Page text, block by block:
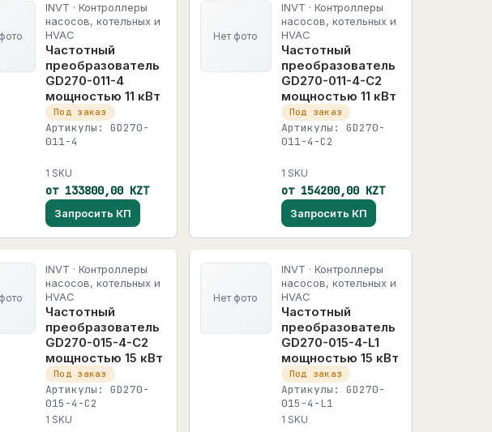
INVT · Контроллеры
насосов, котельных и
HVAC
Частотный
преобразователь
GD270-011-4
мощностью 11 кВт
Под заказ
Артикулы: GD270-
011-4
1 SKU
от 133800,00 KZT
Запросить КП
Нет фото
INVT · Контроллеры
насосов, котельных и
HVAC
Частотный
преобразователь
GD270-011-4-C2
мощностью 11 кВт
Под заказ
Артикулы: GD270-
011-4-C2
1 SKU
от 154200,00 KZT
Запросить КП
INVT · Контроллеры
насосов, котельных и
HVAC
Частотный
преобразователь
GD270-015-4-C2
мощностью 15 кВт
Под заказ
Артикулы: GD270-
015-4-C2
1 SKU
Нет фото
INVT · Контроллеры
насосов, котельных и
HVAC
Частотный
преобразователь
GD270-015-4-L1
мощностью 15 кВт
Под заказ
Артикулы: GD270-
015-4-L1
1 SKU